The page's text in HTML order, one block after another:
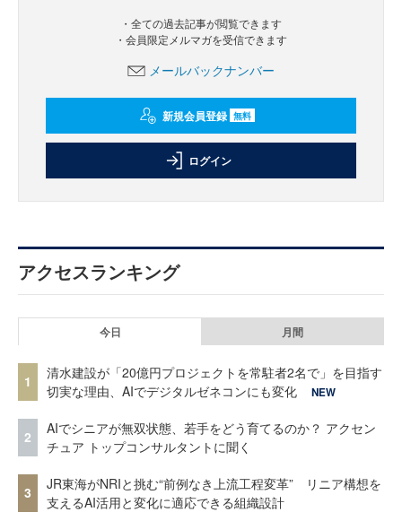
・全ての過去記事が閲覧できます
・会員限定メルマガを受信できます
メールバックナンバー
新規会員登録 無料
ログイン
アクセスランキング
今日 月間
1
清水建設が「20億円プロジェクトを常駐者2名で」を目指す
切実な理由、AIでデジタルゼネコンにも変化
NEW
2
AIでシニアが無双状態、若手をどう育てるのか？ アクセン
チュア トップコンサルタントに聞く
3
JR東海がNRIと挑む“前例なき上流工程変革” リニア構想を
支えるAI活用と変化に適応できる組織設計